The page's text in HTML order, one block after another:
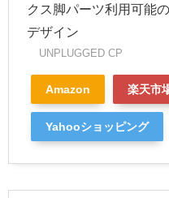
クス脚パーツ利用可能
デザイン
UNPLUGGED CP
Amazon 楽天市
Yahooショッピング